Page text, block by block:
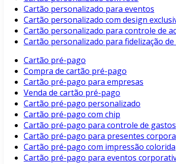
Cartão personalizado para eventos
Cartão personalizado com design
Cartão personalizado para controle de
Cartão personalizado para fidelização de
Cartão pré-pago
Compra de cartão pré-pago
Cartão pré-pago para empresas
Venda de cartão pré-pago
Cartão pré-pago personalizado
Cartão pré-pago com chip
Cartão pré-pago para controle de gastos
Cartão pré-pago para presentes
Cartão pré-pago com impressão colorida
Cartão pré-pago para eventos